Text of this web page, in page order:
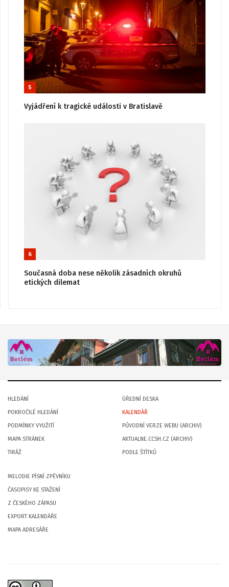
5
Vyjádření k tragické události v Bratislavě
6
Současná doba nese několik zásadních okruhů
etických dilemat
HLEDÁNÍ
POKROČILÉ HLEDÁNÍ
PODMÍNKY VYUŽITÍ
MAPA STRÁNEK
TIRÁŽ
ÚŘEDNÍ DESKA
KALENDÁŘ
PŮVODNÍ VERZE WEBU (ARCHIV)
AKTUALNE.CCSH.CZ (ARCHIV)
PODLE ŠTÍTKŮ
MELODIE PÍSNÍ ZPĚVNÍKU
ČASOPISY KE STAŽENÍ
Z ČESKÉHO ZÁPASU
EXPORT KALENDÁŘE
MAPA ADRESÁŘE